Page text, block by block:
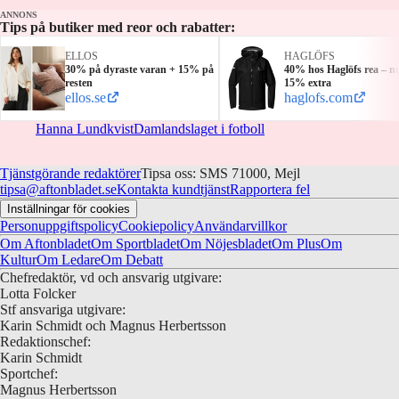
ANNONS
Tips på butiker med reor och rabatter:
ELLOS
30% på dyraste varan + 15% på
resten
ellos.se
HAGLÖFS
40% hos Haglöfs rea –
15% extra
haglofs.com
Hanna LundkvistDamlandslaget i fotboll
Tjänstgörande redaktörerTipsa oss: SMS 71000, Mejl
tipsa@aftonbladet.seKontakta kundtjänstRapportera fel
Inställningar för cookies
PersonuppgiftspolicyCookiepolicyAnvändarvillkor
Om AftonbladetOm SportbladetOm NöjesbladetOm PlusOm
KulturOm LedareOm Debatt
Chefredaktör, vd och ansvarig utgivare:
Lotta Folcker
Stf ansvariga utgivare:
Karin Schmidt och Magnus Herbertsson
Redaktionschef:
Karin Schmidt
Sportchef:
Magnus Herbertsson